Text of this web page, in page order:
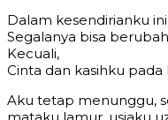
Dalam kesendirianku ini
Segalanya bisa berubah
Kecuali,
Cinta dan kasihku pada
Aku tetap menunggu,